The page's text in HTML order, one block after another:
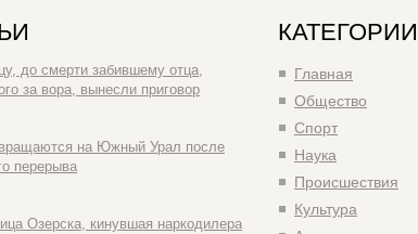
до смерти забившему отца,
за вора, вынесли приговор
на Южный Урал после
перерыва
Озерска, кинувшая наркодилера
КАТЕГОРИИ
Главная
Общество
Спорт
Наука
Происшествия
Культура